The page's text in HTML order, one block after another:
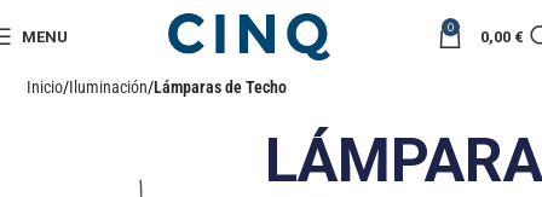
MENU 0 0,00 €
Inicio Iluminación Lámparas de Techo
LÁMPARA